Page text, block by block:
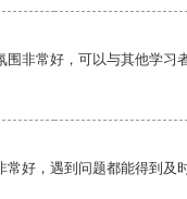
非常好，可以与其他学习
好，遇到问题都能得到及